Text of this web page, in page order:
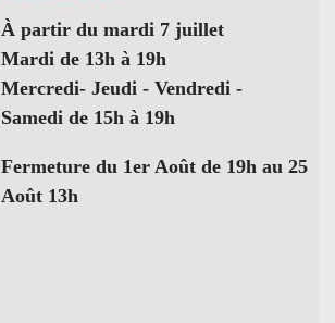
À partir du mardi 7 juillet
Mardi de 13h à 19h
Mercredi- Jeudi - Vendredi -
Samedi de 15h à 19h
Fermeture du 1er Août de 19h au 25
Août 13h